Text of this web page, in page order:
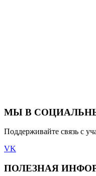
МЫ В
Поддерживайте связь с
VK
ПОЛЕЗНАЯ